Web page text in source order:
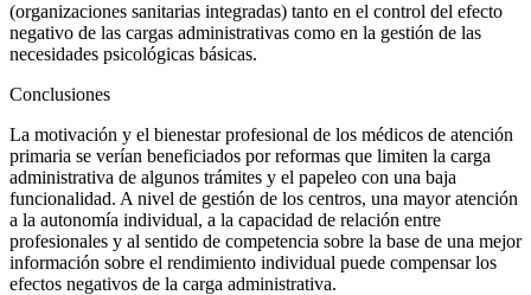
(organizaciones sanitarias integradas) tanto en el control del efecto
negativo de las cargas administrativas como en la gestión de las
necesidades psicológicas básicas.
Conclusiones
La motivación y el bienestar profesional de los médicos de atención
primaria se verían beneficiados por reformas que limiten la carga
administrativa de algunos trámites y el papeleo con una baja
funcionalidad. A nivel de gestión de los centros, una mayor atención
a la autonomía individual, a la capacidad de relación entre
profesionales y al sentido de competencia sobre la base de una mejor
información sobre el rendimiento individual puede compensar los
efectos negativos de la carga administrativa.